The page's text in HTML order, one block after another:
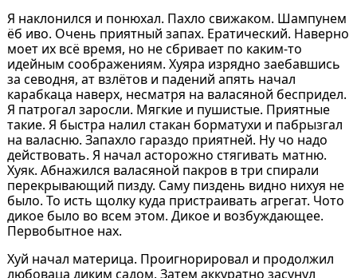
Я наклонился и понюхал. Пахло свижаком. Шампунем
ёб иво. Очень приятный запах. Ератический. Наверно
моет их всё время, но не сбривает по каким-то
идейным соображениям. Хуяра изрядно заебавшись
за севодня, ат взлётов и падений апять начал
карабкаца наверх, несматря на валасяной беспридел.
Я патрогал заросли. Мягкие и пушистые. Приятные
такие. Я быстра налил стакан борматухи и пабрызгал
на валасню. Запахло гараздо приятней. Ну чо надо
действовать. Я начал асторожно стягивать матню.
Хуяк. Абнажился валасяной пакров в три спирали
перекрывающий пизду. Саму пиздень видно нихуя не
было. То исть щолку куда пристраивать агрегат. Чото
дикое было во всем этом. Дикое и возбуждающее.
Первобытное нах.
Хуй начал материца. Проигнорировал и продолжил
любоваца диким садом. Затем аккуратно засунул